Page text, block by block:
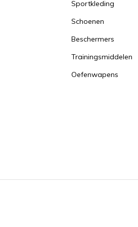
Sportkleding
Schoenen
Beschermers
Trainingsmiddelen
Oefenwapens